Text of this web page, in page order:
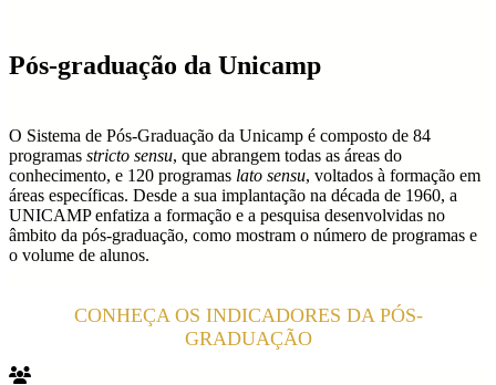
Pós-graduação da Unicamp
O Sistema de Pós-Graduação da Unicamp é composto de 84
programas stricto sensu, que abrangem todas as áreas do
conhecimento, e 120 programas lato sensu, voltados à formação em
áreas específicas. Desde a sua implantação na década de 1960, a
UNICAMP enfatiza a formação e a pesquisa desenvolvidas no
âmbito da pós-graduação, como mostram o número de programas e
o volume de alunos.
CONHEÇA OS INDICADORES DA PÓS-
GRADUAÇÃO